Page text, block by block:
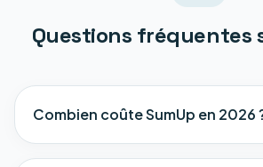
Questions fréquentes
Combien coûte SumUp en 2026